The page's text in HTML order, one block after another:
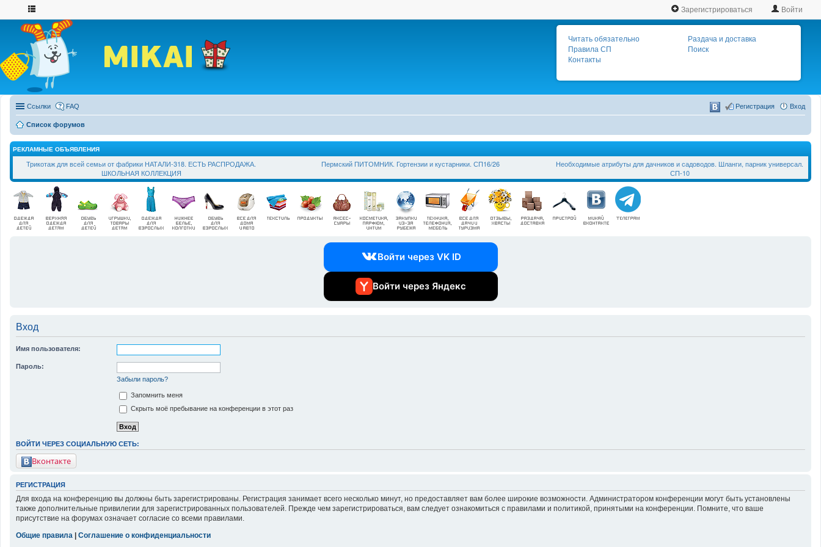
Зарегистрироваться Войти
Читать обязательно
Правила СП
Контакты
Раздача и доставка
Поиск
Ссылки FAQ Вход
Регистрация
Список форумов
РЕКЛАМНЫЕ ОБЪЯВЛЕНИЯ
Трикотаж для всей семьи от фабрики НАТАЛИ-318. ЕСТЬ РАСПРОДАЖА.
ШКОЛЬНАЯ КОЛЛЕКЦИЯ
Пермский ПИТОМНИК. Гортензии и кустарники. СП16/26
Необходимые атрибуты для дачников и садоводов. Шланги, парник универсал.
СП-10
Войти через VK ID
Войти через Яндекс
Вход
Имя пользователя:
Пароль:
Забыли пароль?
Запомнить меня
Скрыть моё пребывание на конференции в этот раз
ВОЙТИ ЧЕРЕЗ СОЦИАЛЬНУЮ СЕТЬ:
Вконтакте
РЕГИСТРАЦИЯ
Для входа на конференцию вы должны быть зарегистрированы. Регистрация занимает всего несколько минут, но предоставляет вам более широкие возможности. Администратором конференции могут быть установлены
также дополнительные привилегии для зарегистрированных пользователей. Прежде чем зарегистрироваться, вам следует ознакомиться с правилами и политикой, принятыми на конференции. Помните, что ваше
присутствие на форумах означает согласие со всеми правилами.
Общие правила
Соглашение о конфиденциальности